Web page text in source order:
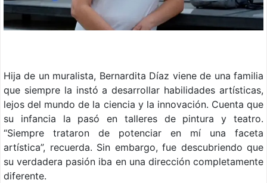
Hija de un muralista, Bernardita Díaz viene de una familia
que siempre la instó a desarrollar habilidades artísticas,
lejos del mundo de la ciencia y la innovación. Cuenta que
su infancia la pasó en talleres de pintura y teatro.
“Siempre trataron de potenciar en mí una faceta
artística”, recuerda. Sin embargo, fue descubriendo que
su verdadera pasión iba en una dirección completamente
diferente.